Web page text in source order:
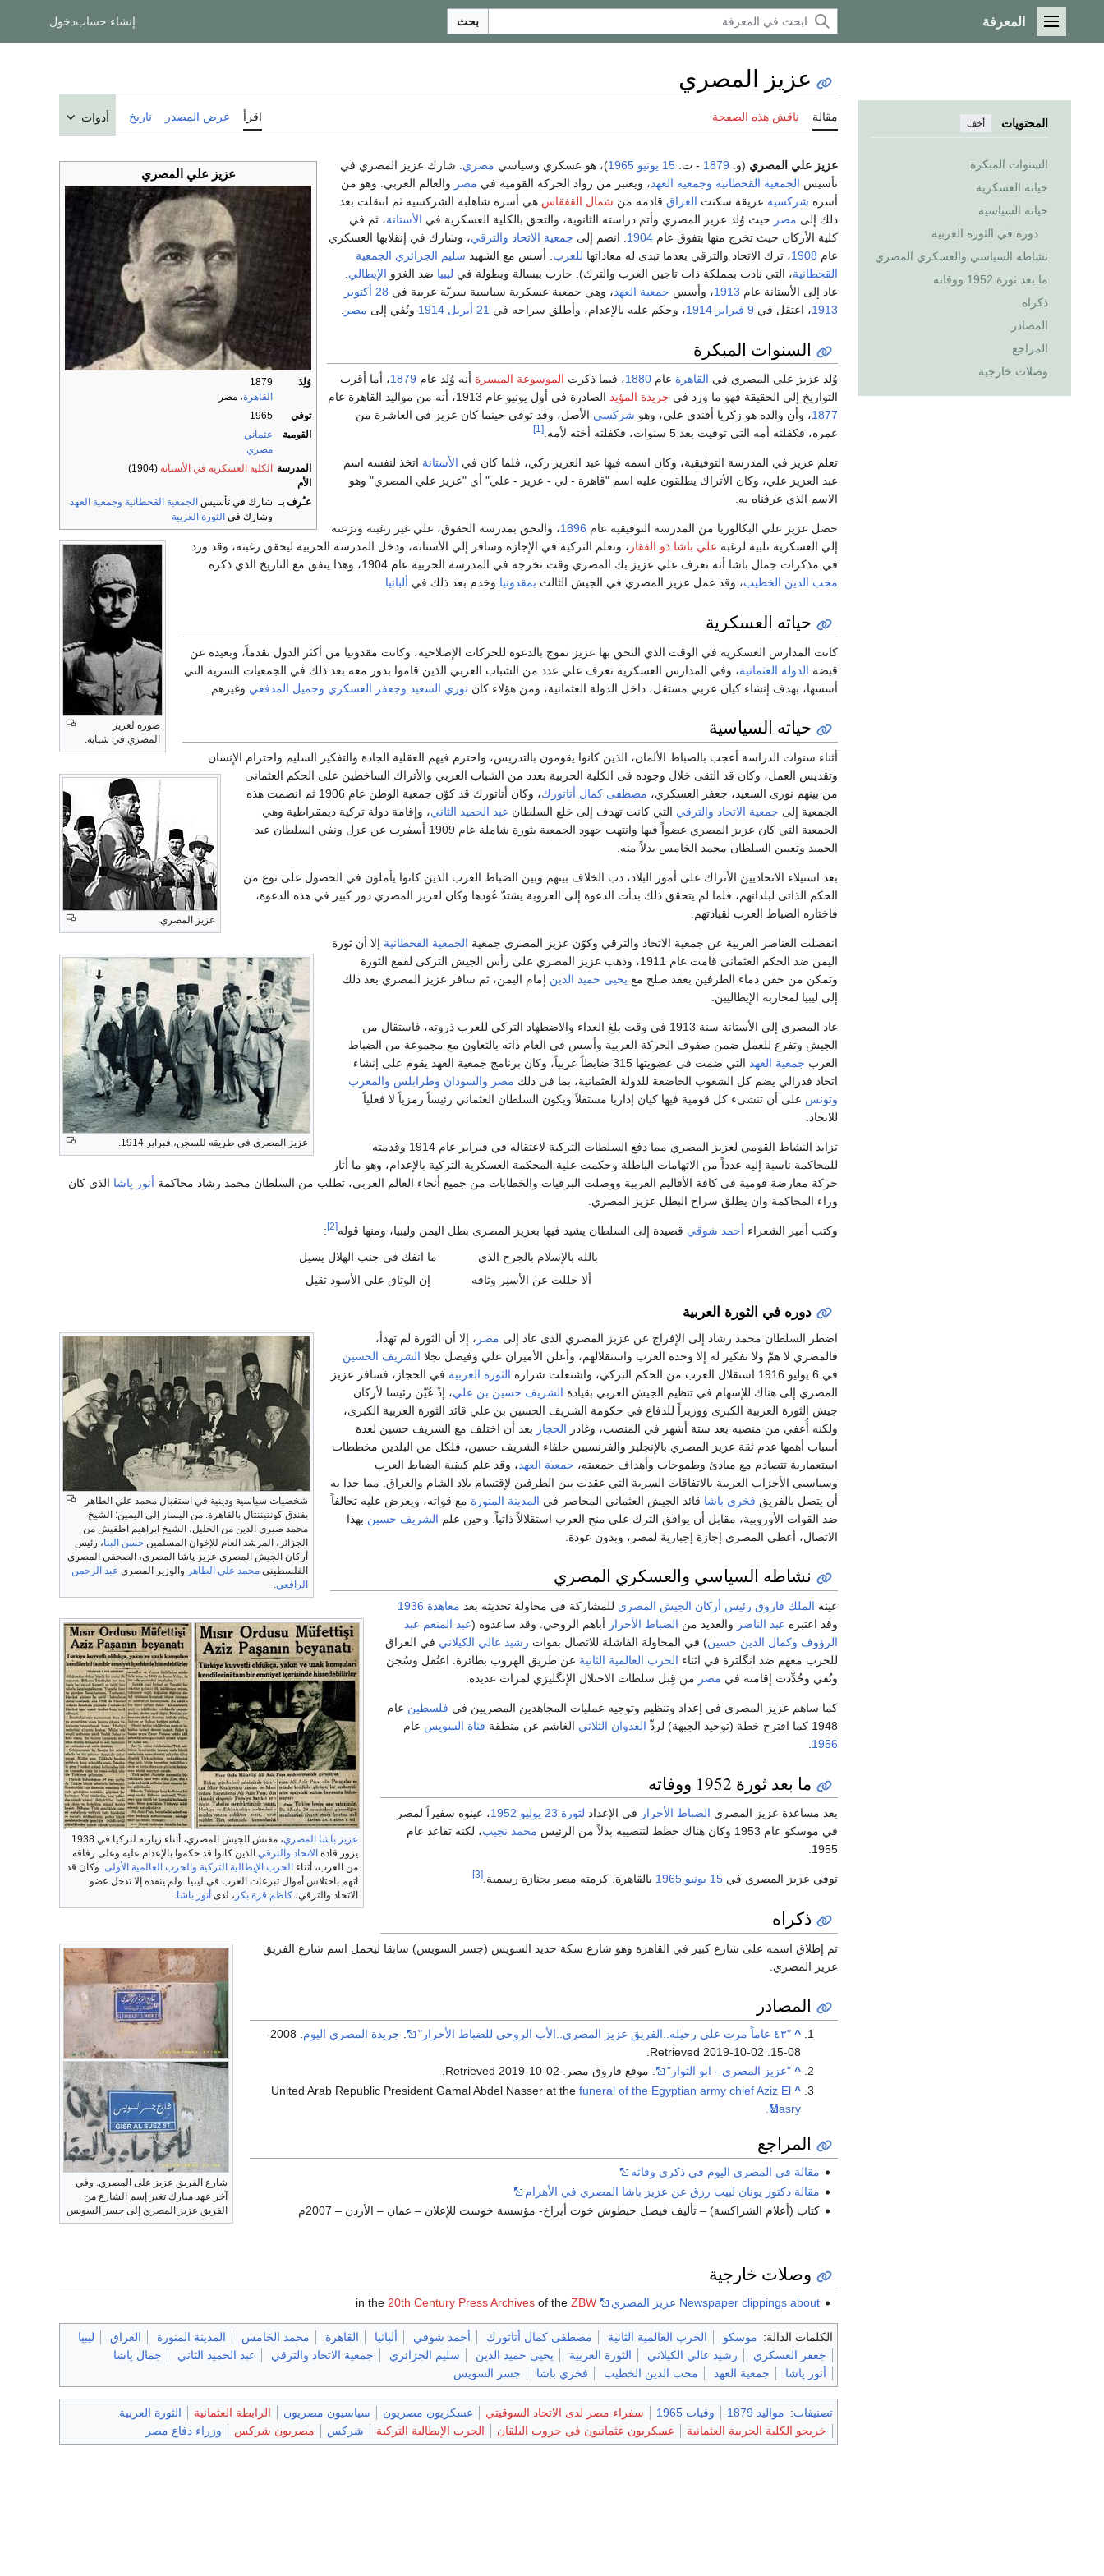
القائمة الرئيسية
المعرفة بحث إنشاء حسابدخول
المحتويات أخف
السنوات المبكرة
حياته العسكرية
حياته السياسية
دوره في الثورة العربية
نشاطه السياسي والعسكري المصري
ما بعد ثورة 1952 ووفاته
ذكراه
المصادر
المراجع
وصلات خارجية
عزيز المصري
مقالة ناقش هذه الصفحة اقرأ عرض المصدر تاريخ أدوات
عزيز علي المصري
وُلِدَ
1879
القاهرة، مصر
توفي
1965
القومية
عثماني
مصري
المدرسة
الأم
الكلية العسكرية في الأستانة (1904)
عـُرِف بـ شارك في تأسيس الجمعية القحطانية وجمعية العهد
وشارك في الثورة العربية
عزيز علي المصري (و. 1879 - ت. 15 يونيو 1965)، هو عسكري وسياسي مصري . شارك عزيز المصري في
تأسيس الجمعية القحطانية وجمعية العهد، ويعتبر من رواد الحركة القومية في مصر والعالم العربي. وهو من
أسرة شركسية عريقة سكنت العراق قادمة من شمال القفقاس هي أسرة شاهلبة الشركسية ثم انتقلت بعد
ذلك إلى مصر حيث وُلد عزيز المصري وأتم دراسته الثانوية، والتحق بالكلية العسكرية في الأستانة، ثم في
كلية الأركان حيث تخرج منها بتفوق عام 1904 . انضم إلى جمعية الاتحاد والترقي، وشارك في إنقلابها العسكري
عام 1908، ترك الاتحاد والترقي بعدما تبدى له معاداتها للعرب . أسس مع الشهيد سليم الجزائري الجمعية
القحطانية، التي نادت بمملكة ذات تاجين العرب والترك). حارب ببسالة وبطولة في ليبيا ضد الغزو الإيطالي
عاد إلى الأستانة عام 1913، وأسس جمعية العهد، وهي جمعية عسكرية سياسية سريّة عربية في 28 أكتوبر
1913، اعتقل في 9 فبراير 1914، وحكم عليه بالإعدام، وأطلق سراحه في 21 أبريل 1914 ونُفي إلى مصر
السنوات المبكرة
صورة لعزيز
المصري في شبابه.
وُلد عزيز علي المصري في القاهرة عام 1880، فيما ذكرت الموسوعة الميسرة أنه وُلد عام 1879، أما أقرب
التواريخ إلي الحقيقة فهو ما ورد في جريدة المؤيد الصادرة في أول يونيو عام 1913، أنه من مواليد القاهرة عام
1877، وأن والده هو زكريا أفندي علي، وهو شركسي الأصل، وقد توفي حينما كان عزيز في العاشرة من
عمره، فكفلته أمه التي توفيت بعد 5 سنوات، فكفلته أخته لأمه.
[1]
تعلم عزيز في المدرسة التوفيقية، وكان اسمه فيها عبد العزيز زكي، فلما كان في الأستانة اتخذ لنفسه اسم
عبد العزيز علي، وكان الأتراك يطلقون عليه اسم "قاهرة - لي - عزيز - علي" أي "عزيز علي المصري" وهو
الاسم الذي عرفناه به.
حصل عزيز علي البكالوريا من المدرسة التوفيقية عام 1896، والتحق بمدرسة الحقوق، علي غير رغبته ونزعته
إلي العسكرية تلبية لرغبة علي باشا ذو الفقار ، وتعلم التركية في الإجازة وسافر إلي الأستانة، ودخل المدرسة الحربية ليحقق رغبته، وقد ورد
في مذكرات جمال باشا أنه تعرف علي عزيز بك المصري وقت تخرجه في المدرسة الحربية عام 1904، وهذا يتفق مع التاريخ الذي ذكره
محب الدين الخطيب، وقد عمل عزيز المصري في الجيش الثالث بمقدونيا وخدم بعد ذلك في ألبانيا.
حياته العسكرية
عزيز المصري.
كانت المدارس العسكرية في الوقت الذي التحق بها عزيز تموج بالدعوة للحركات الإصلاحية، وكانت مقدونيا من أكثر الدول تقدماً، وبعيدة عن
قبضة الدولة العثمانية، وفي المدارس العسكرية تعرف علي عدد من الشباب العربي الذين قاموا بدور معه بعد ذلك في الجمعيات السرية التي
أسسها، بهدف إنشاء كيان عربي مستقل، داخل الدولة العثمانية، ومن هؤلاء كان نوري السعيد وجعفر العسكري وجميل المدفعي وغيرهم.
حياته السياسية
أثناء سنوات الدراسة أعجب بالضباط الألمان، الذين كانوا يقومون بالتدريس، واحترم فيهم العقلية الجادة والتفكير السليم واحترام الإنسان
وتقديس العمل، وكان قد التقى خلال وجوده فى الكلية الحربية بعدد من الشباب العربي والأتراك الساخطين على الحكم العثمانى
من بينهم نورى السعيد، جعفر العسكري، مصطفى كمال أتاتورك
، وكان أتاتورك قد كوّن جمعية الوطن عام 1906 ثم انضمت هذه
الجمعية إلى جمعية الاتحاد والترقي التي كانت تهدف إلى خلع السلطان عبد الحميد الثاني، وإقامة دولة تركية ديمقراطية وهي
الجمعية التي كان عزيز المصري عضواً فيها وانتهت جهود الجمعية بثورة شاملة عام 1909 أسفرت عن عزل ونفي السلطان عبد
الحميد وتعيين السلطان محمد الخامس بدلاً منه.
بعد استيلاء الاتحاديين الأتراك على أمور البلاد، دب الخلاف بينهم وبين الضباط العرب الذين كانوا يأملون في الحصول على نوع من
الحكم الذاتى لبلدانهم، فلما لم يتحقق ذلك بدأت الدعوة إلى العروبة يشتدّ عُودها وكان لعزيز المصري دور كبير في هذه الدعوة،
فاختاره الضباط العرب لقيادتهم.
عزيز المصري في طريقه للسجن، فبراير 1914.
انفصلت العناصر العربية عن جمعية الاتحاد والترقي وكوّن عزيز المصرى جمعية الجمعية القحطانية إلا أن ثورة
اليمن ضد الحكم العثمانى قامت عام 1911، وذهب عزيز المصري على رأس الجيش التركى لقمع الثورة
وتمكن من حقن دماء الطرفين بعقد صلح مع يحيى حميد الدين إمام اليمن، ثم سافر عزيز المصري بعد ذلك
إلى ليبيا لمحاربة الإيطاليين.
عاد المصري إلى الأستانة سنة 1913 فى وقت بلغ العداء والاضطهاد التركي للعرب ذروته، فاستقال من
الجيش وتفرغ للعمل ضمن صفوف الحركة العربية وأسس فى العام ذاته بالتعاون مع مجموعة من الضباط
العرب جمعية العهد
التي ضمت فى عضويتها 315 ضابطاً عربياً، وكان برنامج جمعية العهد يقوم على إنشاء
اتحاد فدرالي يضم كل الشعوب الخاضعة للدولة العثمانية، بما فى ذلك مصر والسودان وطرابلس والمغرب
وتونس على أن تنشىء كل قومية فيها كيان إداريا مستقلاً ويكون السلطان العثماني رئيساً رمزياً لا فعلياً
للاتحاد.
تزايد النشاط القومي لعزيز المصري مما دفع السلطات التركية لاعتقاله في فبراير عام 1914 وقدمته
للمحاكمة ناسبة إليه عدداً من الاتهامات الباطلة وحكمت علية المحكمة العسكرية التركية بالإعدام، وهو ما أثار
حركة معارضة قومية فى كافة الأقاليم العربية ووصلت البرقيات والخطابات من جميع أنحاء العالم العربى، تطلب من السلطان محمد رشاد محاكمة أنور پاشا الذى كان
وراء المحاكمة وان يطلق سراح البطل عزيز المصري.
وكتب أمير الشعراء أحمد شوقي قصيدة إلى السلطان يشيد فيها بعزيز المصرى بطل اليمن وليبيا، ومنها قوله[2]
:
بالله بالإسلام بالجرح الذي
ما انفك فى جنب الهلال يسيل
ألا حللت عن الأسير وثاقه
إن الوثاق على الأسود ثقيل
دوره في الثورة العربية
شخصيات سياسية ودينية في استقبال محمد علي الطاهر
بفندق كونتيننتال بالقاهرة. من اليسار إلى اليمين: الشيخ
محمد صبري الدين من الخليل، الشيخ ابراهيم اطفيش من
الجزائر، المرشد العام للإخوان المسلمين حسن البنا، رئيس
أركان الجيش المصري عزيز پاشا المصري، الصحفي المصري
الفلسطيني محمد علي الطاهر والوزير المصري عبد الرحمن
الرافعي
اضطر السلطان محمد رشاد إلى الإفراج عن عزيز المصري الذى عاد إلى مصر ، إلا أن الثورة لم تهدأ،
فالمصري لا همّ ولا تفكير له إلا وحدة العرب واستقلالهم، وأعلن الأميران علي وفيصل نجلا الشريف الحسين
في 6 يوليو 1916 استقلال العرب من الحكم التركي، واشتعلت شرارة
الثورة العربية في الحجاز، فسافر عزيز
المصري إلى هناك للإسهام في تنظيم الجيش العربي بقيادة الشريف حسين بن علي، إذْ عُيّن رئيسا لأركان
جيش الثورة العربية الكبرى ووزيراً للدفاع في حكومة الشريف الحسين بن علي قائد الثورة العربية الكبرى،
ولكنه أُعفي من منصبه بعد ستة أشهر في المنصب، وغادر الحجاز بعد أن اختلف مع الشريف حسين لعدة
أسباب أهمها عدم ثقة عزيز المصري بالإنجليز والفرنسيين حلفاء الشريف حسين، فلكل من البلدين مخططات
استعمارية تتصادم مع مبادئ وطموحات وأهداف جمعيته، جمعية العهد، وقد علم كبقية الضباط العرب
وسياسيي الأحزاب العربية بالاتفاقات السرية التي عقدت بين الطرفين لإقتسام بلاد الشام والعراق. مما حدا به
أن يتصل بالفريق فخري باشا قائد الجيش العثماني المحاصر في المدينة المنورة مع قواته، ويعرض عليه تحالفاً
ضد القوات الأوروبية، مقابل أن يوافق الترك على منح العرب استقلالاً ذاتياً. وحين علم الشريف حسين بهذا
الاتصال، أعطى المصري إجازة إجبارية لمصر، وبدون عودة.
نشاطه السياسي والعسكري المصري
عزيز باشا المصري
، مفتش الجيش المصري، أثناء زيارته لتركيا في 1938
يزور قادة الاتحاد والترقي الذين كانوا قد حكموا بالإعدام عليه وعلى رفاقه
من العرب، أثناء الحرب الإيطالية التركية والحرب العالمية الأولى. وكان قد
اتهم باختلاس أموال تبرعات العرب في ليبيا. ولم ينقذه إلا تدخل عضو
الاتحاد والترقي، كاظم قرة بكر ، لدى أنور باشا.
عينه الملك فاروق رئيس أركان الجيش المصري للمشاركة في محاولة تحديثه بعد معاهدة 1936
وقد اعتبره عبد الناصر والعديد من الضباط الأحرار أباهم الروحي. وقد ساعدوه (عبد المنعم عبد
الرؤوف وكمال الدين حسين) في المحاولة الفاشلة للاتصال بقوات رشيد عالي الكيلاني في العراق
للحرب معهم ضد انگلترة في اثناء الحرب العالمية الثانية عن طريق الهروب بطائرة. اعتُقل وسُجن
ونُفي وحُدِّدت إقامته في مصر من قِبل سلطات الاحتلال الإنگليزي لمرات عديدة.
كما ساهم عزيز المصري في إعداد وتنظيم وتوجيه عمليات المجاهدين المصريين في فلسطين عام
1948 كما اقترح خطة (توحيد الجبهة) لردِّ
العدوان الثلاثي الغاشم عن منطقة قناة السويس عام
1956
ما بعد ثورة 1952 ووفاته
بعد مساعدة عزيز المصري الضباط الأحرار في الإعداد لثورة 23 يوليو 1952
، عينوه سفيراً لمصر
في موسكو عام 1953 وكان هناك خطط لتنصيبه بدلاً من الرئيس
محمد نجيب، لكنه تقاعد عام
1955.
توفي عزيز المصري في 15 يونيو 1965 بالقاهرة. كرمته مصر بجنازة رسمية. [3]
ذكراه
شارع الفريق عزيز على المصري. وفي
آخر عهد مبارك تغير إسم الشارع من
الفريق عزيز المصري إلى جسر السويس
تم إطلاق اسمه على شارع كبير في القاهرة وهو شارع سكة حديد السويس (جسر السويس) سابقا ليحمل اسم شارع الفريق
عزيز المصري.
المصادر
^ "٤٣ عاماً مرت علي رحيله..الفريق عزيز المصري..الأب الروحي للضباط الأحرار" جريدة المصري اليوم
. 2008-
08-15
2019-10-02
^ "عزيز المصرى - ابو الثوار" . موقع فاروق مصر . Retrieved
2019-10-02
.
^
United Arab Republic President Gamal Abdel Nasser at thefuneral of the Egyptian army chief Aziz El
Masry.
المراجع
مقالة في المصري اليوم في ذكرى وفاته
مقالة دكتور يونان لبيب رزق عن عزيز باشا المصري في الأهرام
كتاب (أعلام الشراكسة) – تأليف فيصل حبطوش خوت أبزاخ- مؤسسة خوست للإعلان – عمان – الأردن – 2007م
وصلات خارجية
Newspaper clippings about عزيز المصري in the
20th Century Press Archivesof the ZBW
الكلمات الدالة: موسكو الحرب العالمية الثانية مصطفى كمال أتاتورك أحمد شوقي ألبانيا القاهرة محمد الخامس المدينة المنورة العراق
ليبيا
جعفر العسكري
رشيد عالي الكيلاني الثورة العربية يحيى حميد الدين سليم الجزائري جمعية الاتحاد والترقي عبد الحميد الثاني
جمال پاشا
أنور پاشا
جمعية العهد محب الدين الخطيب فخري باشا جسر السويس
تصنيفات: مواليد 1879 وفيات 1965 سفراء مصر لدى الاتحاد السوڤيتي عسكريون مصريون سياسيون مصريون الرابطة العثمانية
الثورة العربية
خريجو الكلية الحربية العثمانية
عسكريون عثمانيون في حروب البلقان الحرب الإيطالية التركية شركس مصريون شركس وزراء دفاع مصر